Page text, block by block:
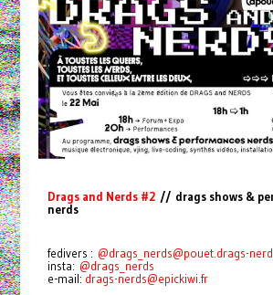
Drags and Nerds #2// drags shows &
nerds
fedivers : @drags_nerds@pouet.drags-
insta: @drags_nerds
e-mail: drags-nerds@epickiwi.fr